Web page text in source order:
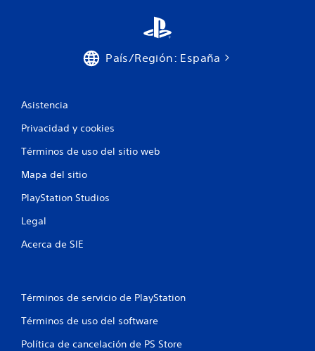
País/Región: España
Asistencia
Privacidad y cookies
Términos de uso del sitio web
Mapa del sitio
PlayStation Studios
Legal
Acerca de SIE
Términos de servicio de PlayStation
Términos de uso del software
Política de cancelación de PS Store